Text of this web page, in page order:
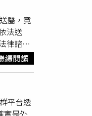
毒
醫，竟
法送
律諮詢
朋友，
立即由
驗後
依毒
續閱讀
平台透